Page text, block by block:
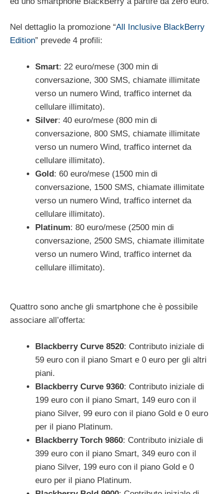
Nel dettaglio la promozione “All Inclusive BlackBerry
Edition” prevede 4 profili:
Smart: 22 euro/mese (300 min di
conversazione, 300 SMS, chiamate illimitate
verso un numero Wind, traffico internet da
cellulare illimitato).
Silver: 40 euro/mese (800 min di
conversazione, 800 SMS, chiamate illimitate
verso un numero Wind, traffico internet da
cellulare illimitato).
Gold: 60 euro/mese (1500 min di
conversazione, 1500 SMS, chiamate illimitate
verso un numero Wind, traffico internet da
cellulare illimitato).
Platinum: 80 euro/mese (2500 min di
conversazione, 2500 SMS, chiamate illimitate
verso un numero Wind, traffico internet da
cellulare illimitato).
Quattro sono anche gli smartphone che è possibile
associare all’offerta:
Blackberry Curve 8520: Contributo iniziale di
59 euro con il piano Smart e 0 euro per gli altri
piani.
Blackberry Curve 9360: Contributo iniziale di
199 euro con il piano Smart, 149 euro con il
piano Silver, 99 euro con il piano Gold e 0 euro
per il piano Platinum.
Blackberry Torch 9860: Contributo iniziale di
399 euro con il piano Smart, 349 euro con il
piano Silver, 199 euro con il piano Gold e 0
euro per il piano Platinum.